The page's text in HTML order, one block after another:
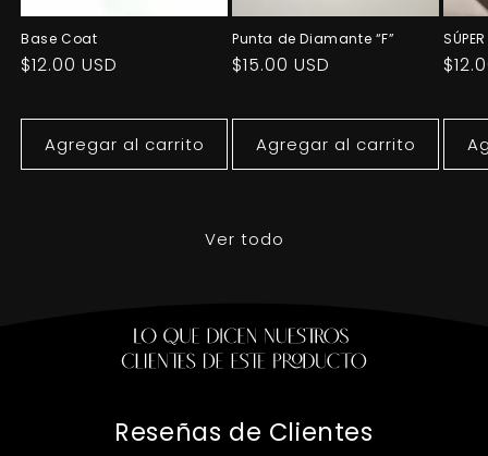
Base Coat
Precio
$12.00 USD
Agregar al carrito
Punta de Diamante “F”
Precio
$15.00 USD
Agregar al carrito
Ver todo
Reseñas de Clientes